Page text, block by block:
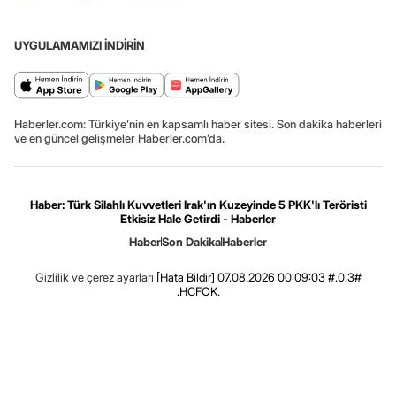
UYGULAMAMIZI İNDİRİN
Haberler.com: Türkiye’nin en kapsamlı haber sitesi. Son dakika haberleri
ve en güncel gelişmeler Haberler.com’da.
Haber: Türk Silahlı Kuvvetleri Irak'ın Kuzeyinde 5 PKK'lı Teröristi
Etkisiz Hale Getirdi - Haberler
HaberSon DakikaHaberler
Gizlilik ve çerez ayarları [Hata Bildir] 07.08.2026 00:09:03 #.0.3#
.HCFOK.